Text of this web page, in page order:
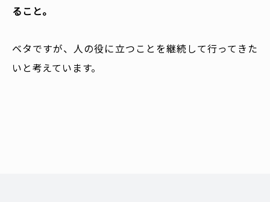
ること。
ベタですが、人の役に立つことを継続して行ってきた
いと考えています。